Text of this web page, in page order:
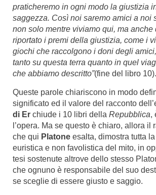
praticheremo in ogni modo la giustizia
saggezza. Così noi saremo amici a noi
non solo mentre viviamo qui, ma anche
riportato i premi della giustizia, come i
giochi che raccolgono i doni degli
tanto su questa terra quanto in quel
che abbiamo descritto”(fine del libro 10).
Queste parole chiariscono in modo
significato ed il valore del racconto
di Er chiude i 10 libri della Repubblica,
l’opera. Ma se questo è chiaro, allora il
che qui Platone esalta, dimostra tutta
euristica e non favolistica del mito, in
tesi sostenute altrove dello stesso
che ognuno è responsabile del suo
se sceglie di essere giusto e saggio.